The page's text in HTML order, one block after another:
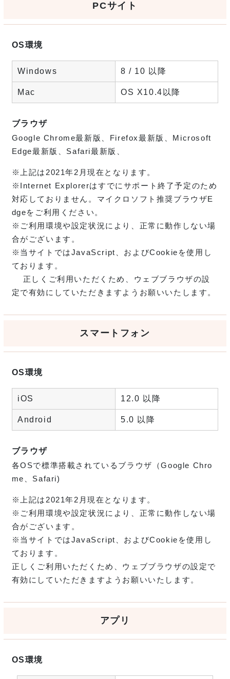
PCサイト
OS環境
Windows 8 / 10 以降
Mac OS X10.4以降
ブラウザ
Google Chrome最新版、Firefox最新版、Microsoft
Edge最新版、Safari最新版、
※上記は2021年2月現在となります。
※Internet Explorerはすでにサポート終了予定のため
対応しておりません。マイクロソフト推奨ブラウザE
dgeをご利用ください。
※ご利用環境や設定状況により、正常に動作しない場
合がございます。
※当サイトではJavaScript、およびCookieを使用し
ております。
正しくご利用いただくため、ウェブブラウザの設
定で有効にしていただきますようお願いいたします。
スマートフォン
OS環境
iOS 12.0 以降
Android 5.0 以降
ブラウザ
各OSで標準搭載されているブラウザ（Google Chro
me、Safari)
※上記は2021年2月現在となります。
※ご利用環境や設定状況により、正常に動作しない場
合がございます。
※当サイトではJavaScript、およびCookieを使用し
ております。
正しくご利用いただくため、ウェブブラウザの設定で
有効にしていただきますようお願いいたします。
アプリ
OS環境